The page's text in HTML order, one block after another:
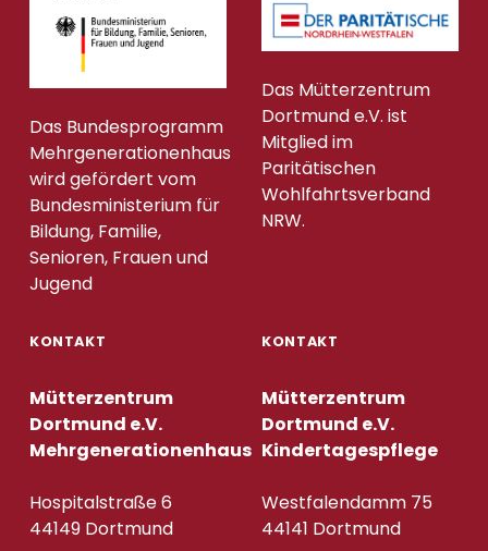
Das Bundesprogramm
Mehrgenerationenhaus
wird gefördert vom
Bundesministerium für
Bildung, Familie,
Senioren, Frauen und
Jugend
Das Mütterzentrum
Dortmund e.V. ist
Mitglied im
Paritätischen
Wohlfahrtsverband
NRW.
KONTAKT
Mütterzentrum
Dortmund e.V.
Mehrgenerationenhaus
Hospitalstraße 6
44149 Dortmund
KONTAKT
Mütterzentrum
Dortmund e.V.
Kindertagespflege
Westfalendamm 75
44141 Dortmund